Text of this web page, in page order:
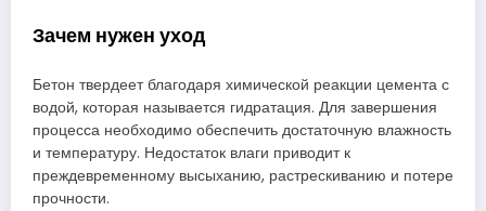
Зачем нужен уход
Бетон твердеет благодаря химической реакции цемента с
водой, которая называется гидратация. Для завершения
процесса необходимо обеспечить достаточную влажность
и температуру. Недостаток влаги приводит к
преждевременному высыханию, растрескиванию и потере
прочности.